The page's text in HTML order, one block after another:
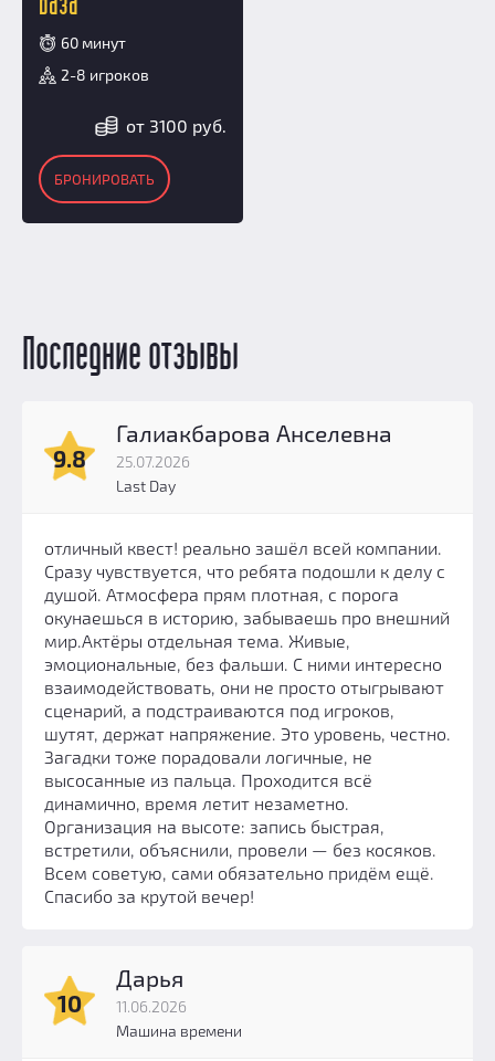
60 минут
2-8 игроков
от 3100 руб.
БРОНИРОВАТЬ
Последние отзывы
9.8
Галиакбарова Анселевна
25.07.2026
Last Day
отличный квест! реально зашёл всей компании.
Сразу чувствуется, что ребята подошли к делу с
душой. Атмосфера прям плотная, с порога
окунаешься в историю, забываешь про внешний
мир.Актёры отдельная тема. Живые,
эмоциональные, без фальши. С ними интересно
взаимодействовать, они не просто отыгрывают
сценарий, а подстраиваются под игроков,
шутят, держат напряжение. Это уровень, честно.
Загадки тоже порадовали логичные, не
высосанные из пальца. Проходится всё
динамично, время летит незаметно.
Организация на высоте: запись быстрая,
встретили, объяснили, провели — без косяков.
Всем советую, сами обязательно придём ещё.
Спасибо за крутой вечер!
10
Дарья
11.06.2026
Машина времени